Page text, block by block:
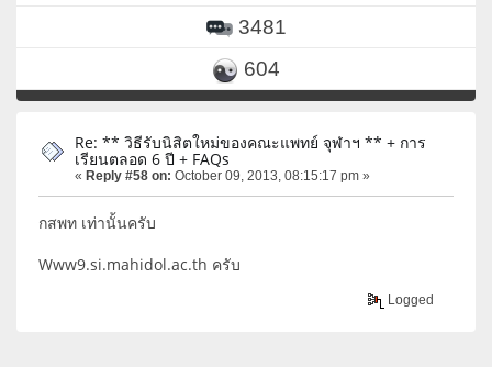
3481
604
Re: ** วิธีรับนิสิตใหม่ของคณะแพทย์ จุฬาฯ ** + การ
เรียนตลอด 6 ปี + FAQs
« Reply #58 on: October 09, 2013, 08:15:17 pm »
กสพท เท่านั้นครับ
Www9.si.mahidol.ac.th ครับ
Logged